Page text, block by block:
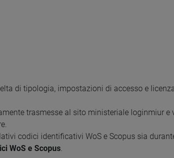
di tipologia, impostazioni di accesso e
trasmesse al sito ministeriale loginmiur e
codici identificativi WoS e Scopus sia
WoS e Scopus.